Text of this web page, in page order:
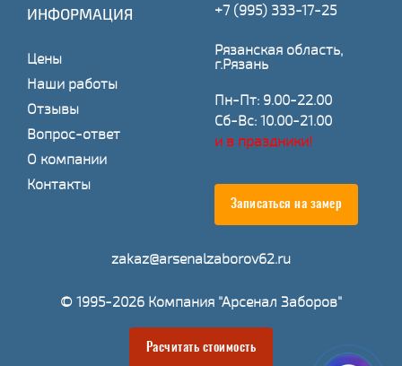
ИНФОРМАЦИЯ
Цены
Наши работы
Отзывы
Вопрос-ответ
О компании
Контакты
+7 (995) 333-17-25
Рязанская область,
г.Рязань
Пн-Пт: 9.00-22.00
Сб-Вс: 10.00-21.00
и в праздники!
Записаться на замер
zakaz@arsenalzaborov62.ru
© 1995-2026 Компания "Арсенал Заборов"
Расчитать стоимость